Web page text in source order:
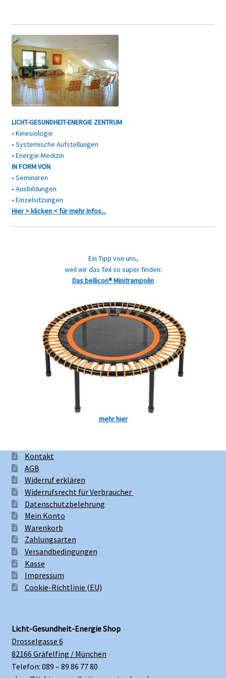
LICHT-GESUNDHEIT-ENERGIE ZENTRUM
• Kinesiologie
• Systemische Aufstellungen
• Energie-Medizin
IN FORM VON
• Seminaren
• Ausbildungen
• Einzelsitzungen
Hier > klicken < für mehr Infos...
Ein Tipp von uns,
weil wir das Teil so super finden:
Das bellicon® Minitrampolin
mehr hier
Kontakt
AGB
Widerruf erklären
Widerrufsrecht für Verbraucher
Datenschutzbelehrung
Mein Konto
Warenkorb
Zahlungsarten
Versandbedingungen
Kasse
Impressum
Cookie-Richtlinie (EU)
Licht-Gesundheit-Energie Shop
Drosselgasse 6
82166 Gräfelfing / München
Telefon: 089 – 89 86 77 80